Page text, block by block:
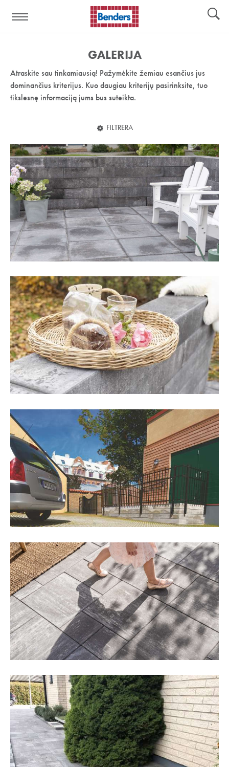
nuoroda:
GALERIJA
Atraskite sau tinkamiausią! Pažymėkite žemiau esančius jus
dominančius kriterijus. Kuo daugiau kriterijų pasirinksite, tuo
tikslesnę informaciją jums bus suteikta.
FILTRERA